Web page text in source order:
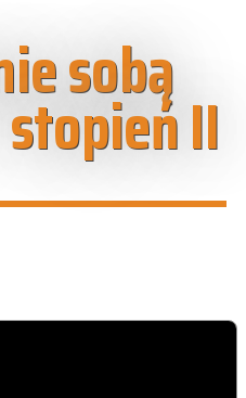
sobą
II